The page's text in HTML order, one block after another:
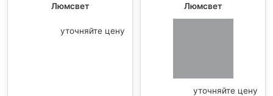
Люмсвет
уточняйте цену
Люмсвет
уточняйте цену